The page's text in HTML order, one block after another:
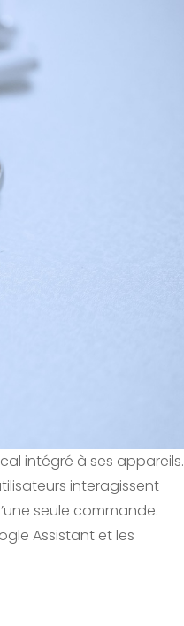
intégré à ses appareils.
interagissent
seule commande.
Assistant et les